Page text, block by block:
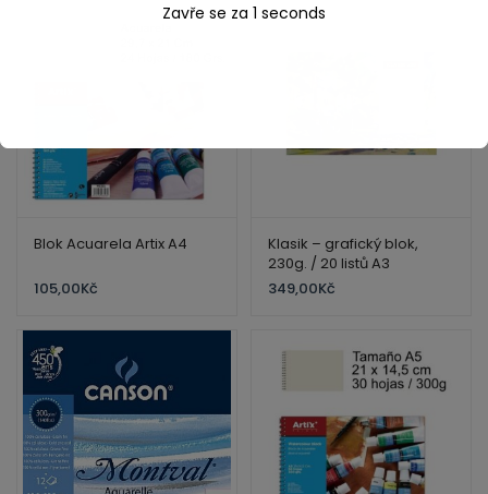
Blok Acuarela Artix A4
105,00Kč
Klasik – grafický blok,
230g. / 20 listů A3
349,00Kč
Zavře se za 1 seconds